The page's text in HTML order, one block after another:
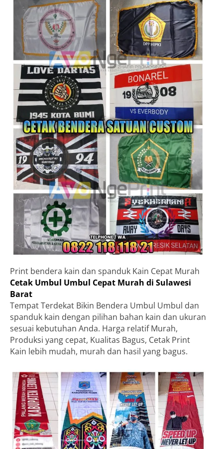
Print bendera kain dan spanduk Kain Cepat Murah
Cetak Umbul Umbul Cepat Murah di Sulawesi
Barat
Tempat Terdekat Bikin Bendera Umbul Umbul dan
spanduk kain dengan pilihan bahan kain dan ukuran
sesuai kebutuhan Anda. Harga relatif Murah,
Produksi yang cepat, Kualitas Bagus, Cetak Print
Kain lebih mudah, murah dan hasil yang bagus.